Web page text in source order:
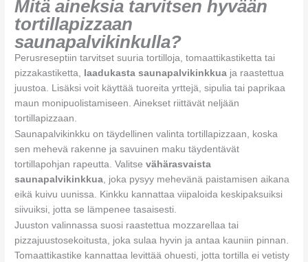
Mitä aineksia tarvitsen hyvään
tortillapizzaan
saunapalvikinkulla?
Perusreseptiin tarvitset suuria tortilloja, tomaattikastiketta tai
pizzakastiketta, laadukasta saunapalvikinkkua ja raastettua
juustoa. Lisäksi voit käyttää tuoreita yrttejä, sipulia tai paprikaa
maun monipuolistamiseen. Ainekset riittävät neljään
tortillapizzaan.
Saunapalvikinkku on täydellinen valinta tortillapizzaan, koska
sen mehevä rakenne ja savuinen maku täydentävät
tortillapohjan rapeutta. Valitsevähärasvaista
saunapalvikinkkua, joka pysyy mehevänä paistamisen aikana
eikä kuivu uunissa. Kinkku kannattaa viipaloida keskipaksuiksi
siivuiksi, jotta se lämpenee tasaisesti.
Juuston valinnassa suosi raastettua mozzarellaa tai
pizzajuustosekoitusta, joka sulaa hyvin ja antaa kauniin pinnan.
Tomaattikastike kannattaa levittää ohuesti, jotta tortilla ei vetisty